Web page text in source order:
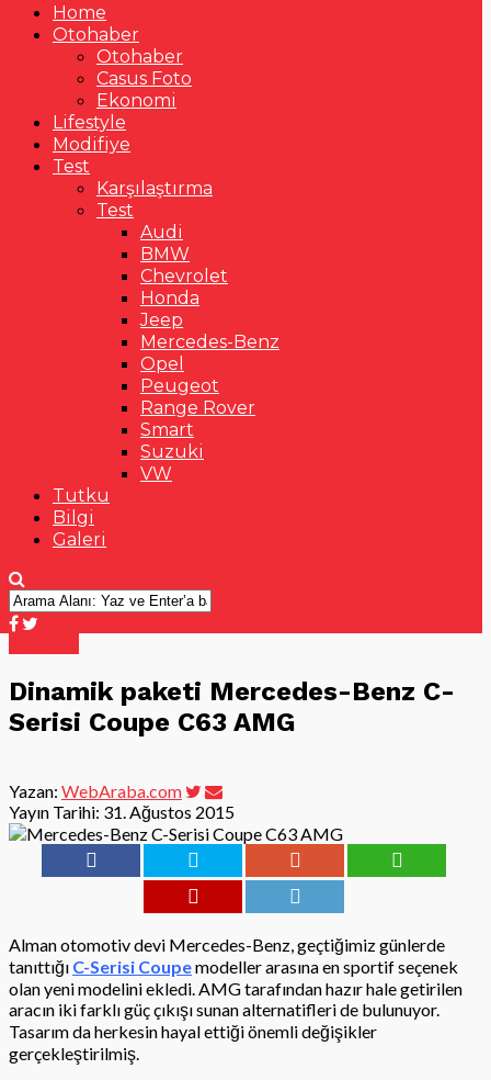
Home
Otohaber
Otohaber
Casus Foto
Ekonomi
Lifestyle
Modifiye
Test
Karşılaştırma
Test
Audi
BMW
Chevrolet
Honda
Jeep
Mercedes-Benz
Opel
Peugeot
Range Rover
Smart
Suzuki
VW
Tutku
Bilgi
Galeri
Dinamik paketi Mercedes-Benz C-
Serisi Coupe C63 AMG
Yazan: WebAraba.com
Yayın Tarihi: 31. Ağustos 2015
Alman otomotiv devi Mercedes-Benz, geçtiğimiz günlerde
tanıttığı C-Serisi Coupemodeller arasına en sportif seçenek
olan yeni modelini ekledi. AMG tarafından hazır hale getirilen
aracın iki farklı güç çıkışı sunan alternatifleri de bulunuyor.
Tasarım da herkesin hayal ettiği önemli değişikler
gerçekleştirilmiş.